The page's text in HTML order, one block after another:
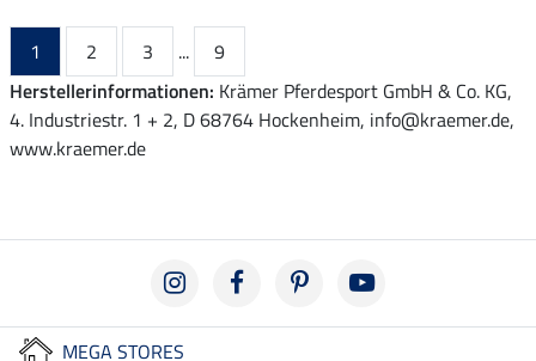
1 2 3 ...
9
Herstellerinformationen: Krämer Pferdesport GmbH & Co. KG,
4. Industriestr. 1 + 2, D 68764 Hockenheim, info@kraemer.de,
www.kraemer.de
MEGA STORES